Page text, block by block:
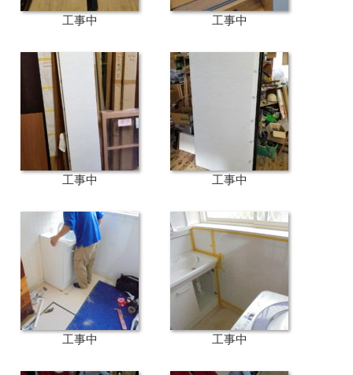
工事中 工事中
工事中 工事中
工事中 工事中